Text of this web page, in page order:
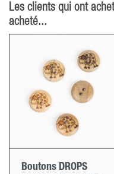
Les clients qui ont
acheté...
Boutons DROPS